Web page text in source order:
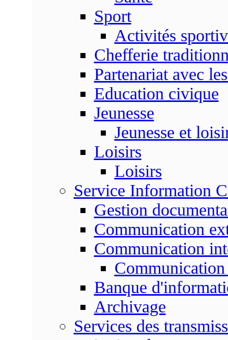
Sport
Activités
Chefferie
Partenariat avec
Education civique
Jeunesse
Jeunesse et
Loisirs
Loisirs
Service Information
Gestion
Communication
Communication
Communication
Banque
Archivage
Services des